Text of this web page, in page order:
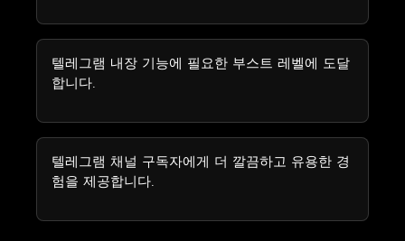
텔레그램 내장 기능에 필요한 부스트 레벨에 도달
합니다.
텔레그램 채널 구독자에게 더 깔끔하고 유용한 경
험을 제공합니다.